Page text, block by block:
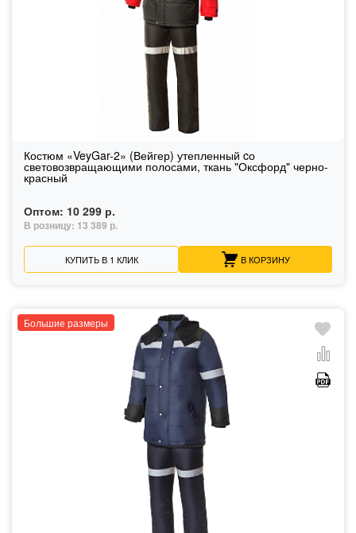
Костюм «VeyGar-2» (Вейгер) утепленный cо
световозвращающими полосами, ткань "Оксфорд" черно-
красный
Оптом: 10 299 р.
В розницу: 13 389 р.
КУПИТЬ В 1 КЛИК В КОРЗИНУ
Большие размеры